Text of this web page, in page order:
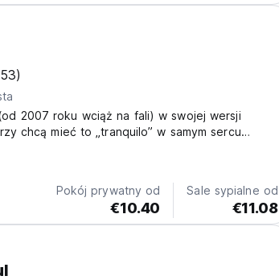
2007 roku wciąż na fali) w swojej wersji
chcą mieć to „tranquilo” w samym sercu
Pokój prywatny od
€10.40
Sale sypialne od
€11.08